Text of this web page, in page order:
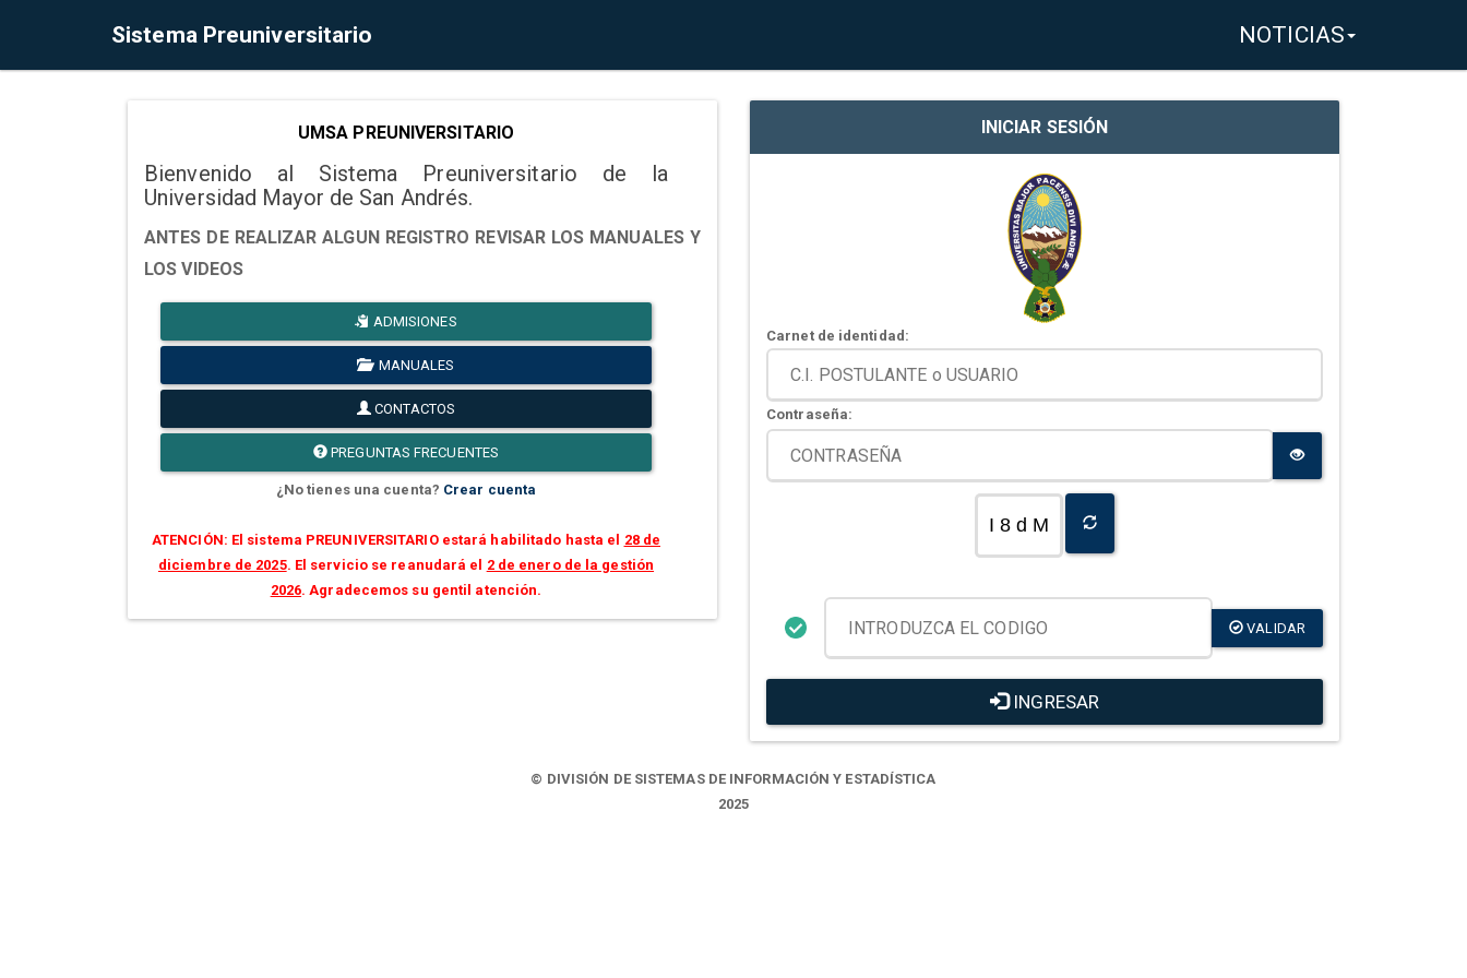
Sistema Preuniversitario NOTICIAS
UMSA PREUNIVERSITARIO
Bienvenido al Sistema Preuniversitario de la
Universidad Mayor de San Andrés.
ANTES DE REALIZAR ALGUN REGISTRO REVISAR LOS MANUALES Y
LOS VIDEOS
ADMISIONES
MANUALES
CONTACTOS
PREGUNTAS FRECUENTES
¿No tienes una cuenta? Crear cuenta
ATENCIÓN: El sistema PREUNIVERSITARIO estará habilitado hasta el 28 de
diciembre de 2025. El servicio se reanudará el 2 de enero de la gestión
2026. Agradecemos su gentil atención.
INICIAR SESIÓN
Carnet de identidad:
Contraseña:
I 8 d M
VALIDAR
INGRESAR
© DIVISIÓN DE SISTEMAS DE INFORMACIÓN Y ESTADÍSTICA
2025